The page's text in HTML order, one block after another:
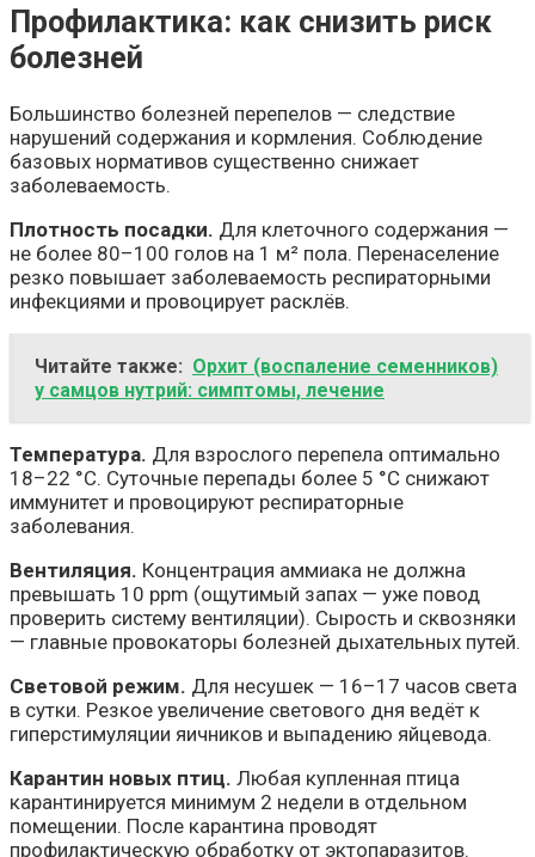
Профилактика: как снизить риск
болезней
Большинство болезней перепелов — следствие
нарушений содержания и кормления. Соблюдение
базовых нормативов существенно снижает
заболеваемость.
Плотность посадки. Для клеточного содержания —
не более 80–100 голов на 1 м² пола. Перенаселение
резко повышает заболеваемость респираторными
инфекциями и провоцирует расклёв.
Читайте также: Орхит (воспаление семенников)
у самцов нутрий: симптомы, лечение
Температура. Для взрослого перепела оптимально
18–22 °C. Суточные перепады более 5 °C снижают
иммунитет и провоцируют респираторные
заболевания.
Вентиляция. Концентрация аммиака не должна
превышать 10 ppm (ощутимый запах — уже повод
проверить систему вентиляции). Сырость и сквозняки
— главные провокаторы болезней дыхательных путей.
Световой режим. Для несушек — 16–17 часов света
в сутки. Резкое увеличение светового дня ведёт к
гиперстимуляции яичников и выпадению яйцевода.
Карантин новых птиц. Любая купленная птица
карантинируется минимум 2 недели в отдельном
помещении. После карантина проводят
профилактическую обработку от эктопаразитов.